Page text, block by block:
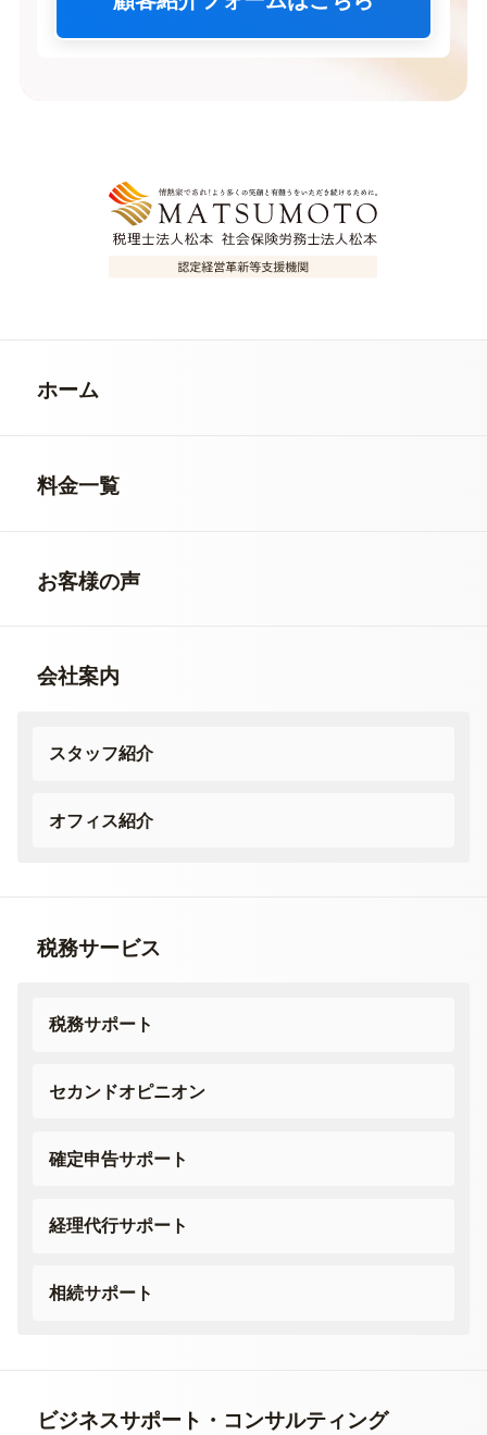
ホーム
料金一覧
お客様の声
会社案内
スタッフ紹介
オフィス紹介
税務サービス
税務サポート
セカンドオピニオン
確定申告サポート
経理代行サポート
相続サポート
ビジネスサポート・ コンサルティング